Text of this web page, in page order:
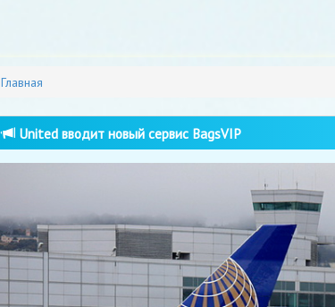
Главная
United вводит новый сервис BagsVIP